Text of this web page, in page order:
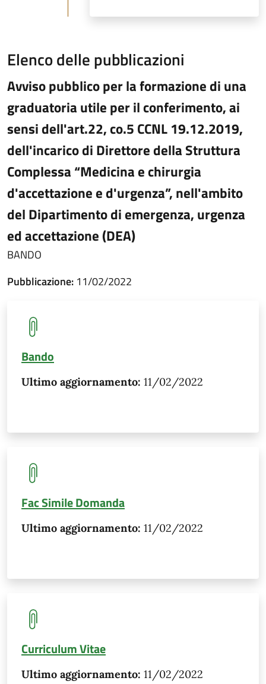
Elenco delle pubblicazioni
Avviso pubblico per la formazione di una
graduatoria utile per il conferimento, ai
sensi dell'art.22, co.5 CCNL 19.12.2019,
dell'incarico di Direttore della Struttura
Complessa “Medicina e chirurgia
d'accettazione e d'urgenza”, nell'ambito
del Dipartimento di emergenza, urgenza
ed accettazione (DEA)
BANDO
Pubblicazione: 11/02/2022
Bando
Ultimo aggiornamento: 11/02/2022
Fac Simile Domanda
Ultimo aggiornamento: 11/02/2022
Curriculum Vitae
Ultimo aggiornamento: 11/02/2022